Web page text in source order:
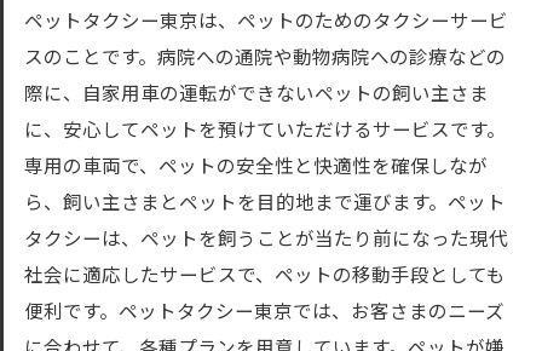
ペットタクシー東京は、ペットのためのタクシーサービ
スのことです。病院への通院や動物病院への診療などの
際に、自家用車の運転ができないペットの飼い主さま
に、安心してペットを預けていただけるサービスです。
専用の車両で、ペットの安全性と快適性を確保しなが
ら、飼い主さまとペットを目的地まで運びます。ペット
タクシーは、ペットを飼うことが当たり前になった現代
社会に適応したサービスで、ペットの移動手段としても
便利です。ペットタクシー東京では、お客さまのニーズ